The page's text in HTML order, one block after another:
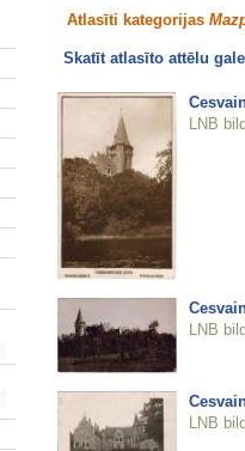
Atlasīti kategorijas
Skatīt atlasīto attēlu
LNB
LNB
LNB